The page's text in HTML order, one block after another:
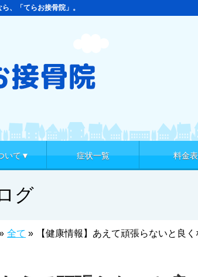
、「てらお接骨院」。
いて▼ 症状一覧 料金表
グ
全て » 【健康情報】あえて頑張らないと良